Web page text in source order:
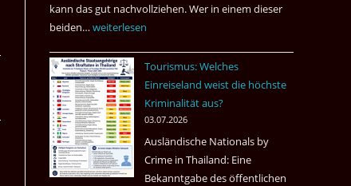
kann das gut nachvollziehen. Wer in einem dieser
beiden… Asien
das
Beste
Ruheständler
Gebiet
weiterlesen
Tourismus: Welches
Einreiseland weist die höchste
Kriminalität aus?
03.07.2026
Ausländische Nationals by
Crime in Thailand: Eine
Bekanntgabe des öffentlichen